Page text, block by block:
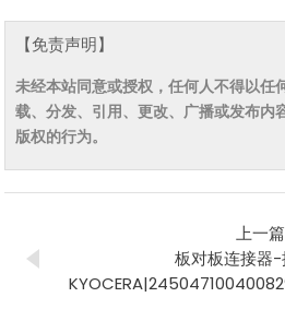
【免责声明】
未经本站同意或授权，任何人不得以任
载、分发、引用、更改、广播或发布内
版权的行为。
上一篇
板对板连接器-